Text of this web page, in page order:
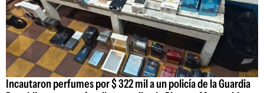
Incautaron perfumes por $ 322 mil a un policía de la Guardia